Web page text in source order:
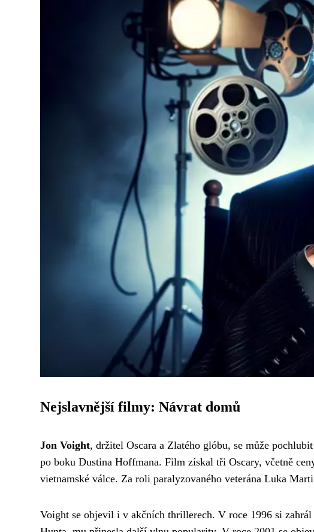
Nejslavnější filmy: Návrat domů
Jon Voight, držitel Oscara a Zlatého glóbu, se může
po boku Dustina Hoffmana. Film získal tři Oscary, včetně
vietnamské válce. Za roli paralyzovaného veterána Luka
Voight se objevil i v akčních thrillerech. V roce 1996 si